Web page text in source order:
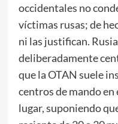
occidentales no
víctimas rusas; de
ni las justifican.
deliberadamente
que la OTAN suele
centros de mando
lugar, suponiendo